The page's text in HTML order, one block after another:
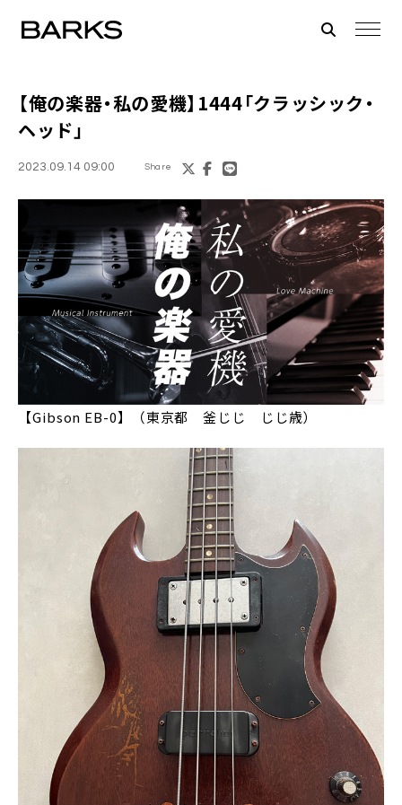
【俺の楽器・私の愛機】1444「クラッシック・
ヘッド」
2023.09.14 09:00 Share
【Gibson EB-0】（東京都 釜じじ じじ歳）